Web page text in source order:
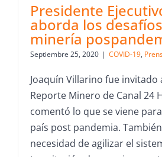
Presidente
aborda los
minería
Septiembre 25, 2020 | COVID-19,
Joaquín Villarino fue invitado
Reporte Minero de Canal 24
comentó lo que se viene
país post pandemia.
necesidad de agilizar el